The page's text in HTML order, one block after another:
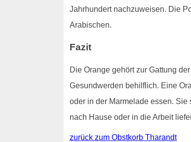
Jahrhundert nachzuweisen. Die
Arabischen.
Fazit
Die Orange gehört zur Gattung
Gesundwerden behilflich. Eine
oder in der Marmelade essen.
nach Hause oder in die Arbeit
zurück zum Obstkorb Tharandt